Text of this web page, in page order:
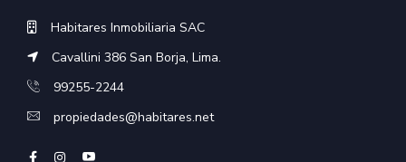
Habitares Inmobiliaria SAC
Cavallini 386 San Borja, Lima.
99255-2244
propiedades@habitares.net